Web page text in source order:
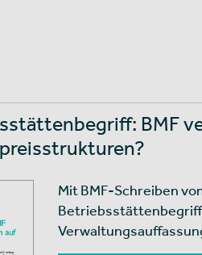
BMF
Mit BMF-Schreiben